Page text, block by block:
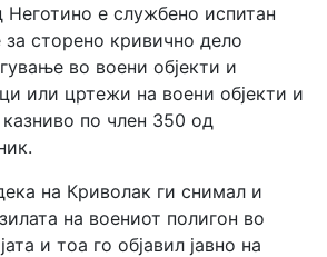
Неготино е службено испитан
сторено кривично дело
во воени објекти и
или цртежи на воени објекти и
по член 350 од
на Криволак ги снимал и
на воениот полигон во
и тоа го објавил јавно на